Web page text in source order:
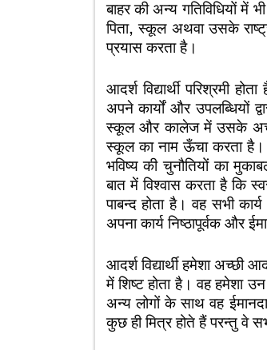
बाहर की अन्य गतिविधियों
पिता, स्कूल अथवा उसके
प्रयास करता है।
आदर्श विद्यार्थी परिश्रमी
अपने कार्यों और उपलब्धियों
स्कूल और कालेज में उसके
स्कूल का नाम ऊँचा करता
भविष्य की चुनौतियों का
बात में विश्वास करता है कि
पाबन्द होता है। वह सभी
अपना कार्य निष्ठापूर्वक और
आदर्श विद्यार्थी हमेशा अच्छी
में शिष्ट होता है। वह हमेशा
अन्य लोगों के साथ वह
कुछ ही मित्र होते हैं परन्तु वे